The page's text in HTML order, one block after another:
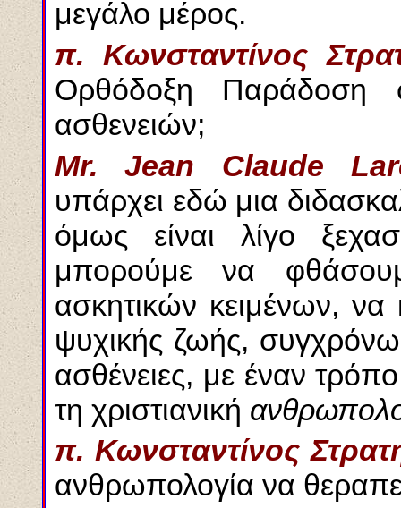
μεγάλο μέρος.
π. Κωνσταντίνος
Ορθόδοξη Παράδοση
ασθενειών;
Mr. Jean Claude
υπάρχει εδώ μια
όμως είναι λίγο
μπορούμε να
ασκητικών κειμένων, να
ψυχικής ζωής,
ασθένειες, με έναν
τη χριστιανική
π. Κωνσταντίνος
ανθρωπολογία να